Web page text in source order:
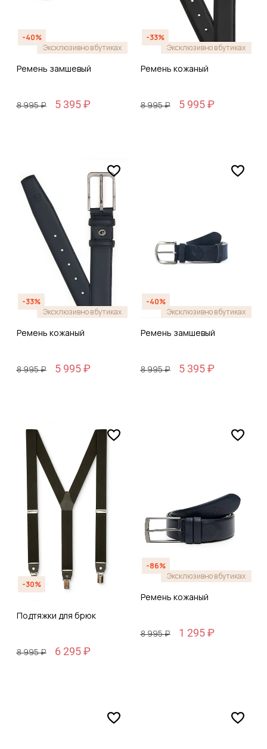
-40%
Эксклюзивно в бутиках
Ремень замшевый
8 995 ₽ 5 395 ₽
-33%
Эксклюзивно в бутиках
Ремень кожаный
8 995 ₽ 5 995 ₽
-33%
Эксклюзивно в бутиках
Ремень кожаный
8 995 ₽ 5 995 ₽
-40%
Эксклюзивно в бутиках
Ремень замшевый
8 995 ₽ 5 395 ₽
-30%
Подтяжки для брюк
8 995 ₽ 6 295 ₽
-86%
Эксклюзивно в бутиках
Ремень кожаный
8 995 ₽ 1 295 ₽